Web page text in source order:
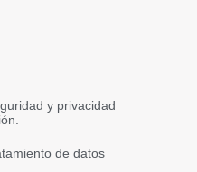
y privacidad
de datos